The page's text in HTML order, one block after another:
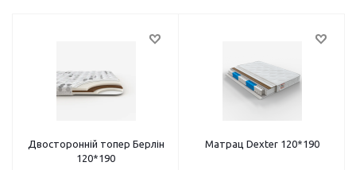
Двосторонній топер Берлін
120*190
Матрац Dexter 120*190